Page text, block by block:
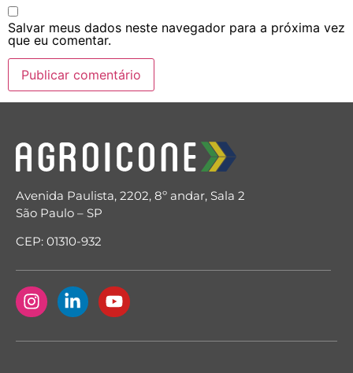
Salvar meus dados neste navegador para a próxima vez
que eu comentar.
Avenida Paulista, 2202, 8º andar, Sala 2
São Paulo – SP
CEP: 01310-932